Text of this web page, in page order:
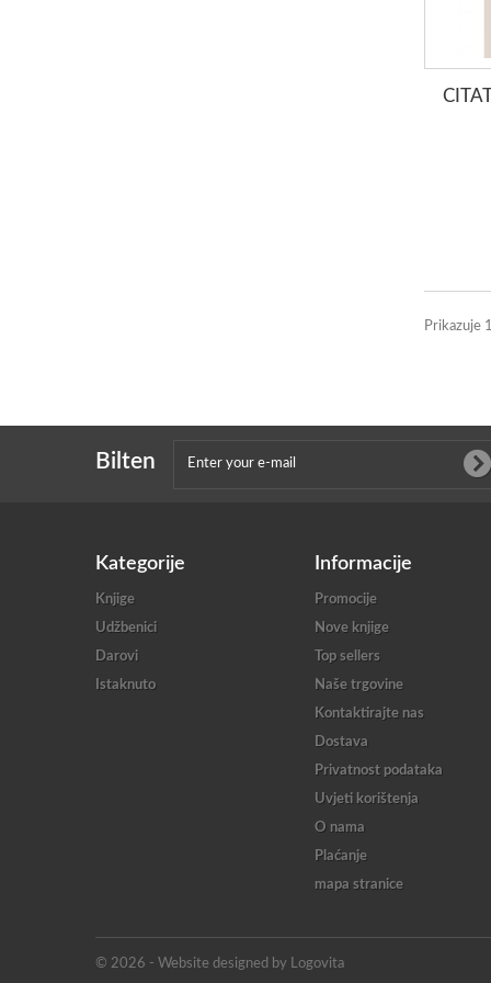
Prikazuje
Bilten
Kategorije
Knjige
Udžbenici
Darovi
Istaknuto
Informacije
Promocije
Nove knjige
Top sellers
Naše trgovine
Kontaktirajte nas
Dostava
Privatnost podataka
Uvjeti korištenja
O nama
Plaćanje
mapa stranice
© 2026 - Website designed by Logovita